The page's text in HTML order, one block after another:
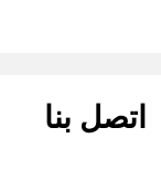
اتصل بنا